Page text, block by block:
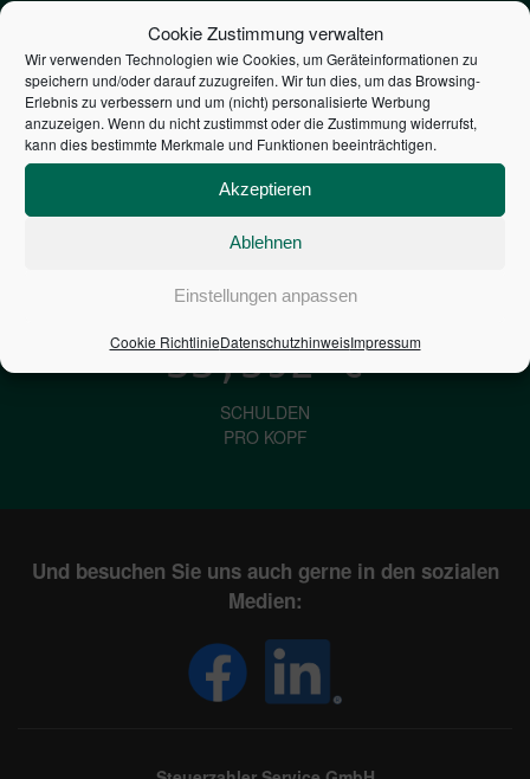
Cookie Zustimmung verwalten
Wir verwenden Technologien wie Cookies, um Geräteinformationen zu
speichern und/oder darauf zuzugreifen. Wir tun dies, um das Browsing-
Erlebnis zu verbessern und um (nicht) personalisierte Werbung
anzuzeigen. Wenn du nicht zustimmst oder die Zustimmung widerrufst,
kann dies bestimmte Merkmale und Funktionen beeinträchtigen.
Akzeptieren
Ablehnen
Einstellungen anpassen
Cookie RichtlinieDatenschutzhinweisImpressum
1,601€
ZINSEN
PRO SEKUNDE
2,803,889,032,121
STAATSVERSCHULDUNG
33,592€
SCHULDEN
PRO KOPF
Und besuchen Sie uns auch gerne in den sozialen
Medien: